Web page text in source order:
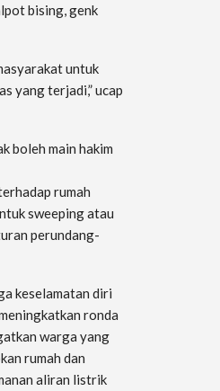
bising, genk
untuk
yang terjadi,” ucap
boleh main hakim
rumah
sweeping atau
perundang-
keselamatan diri
ronda
warga yang
rumah dan
aliran listrik